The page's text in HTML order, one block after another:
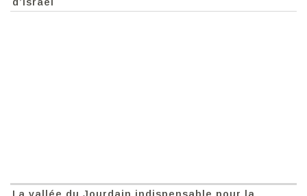
La vallée du Jourdain indispensable pour la